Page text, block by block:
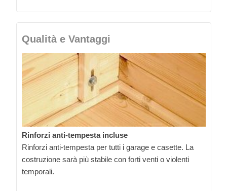
Qualità e Vantaggi
Rinforzi anti-tempesta incluse
Rinforzi anti-tempesta per tutti i garage e casette. La
costruzione sarà più stabile con forti venti o violenti
temporali.